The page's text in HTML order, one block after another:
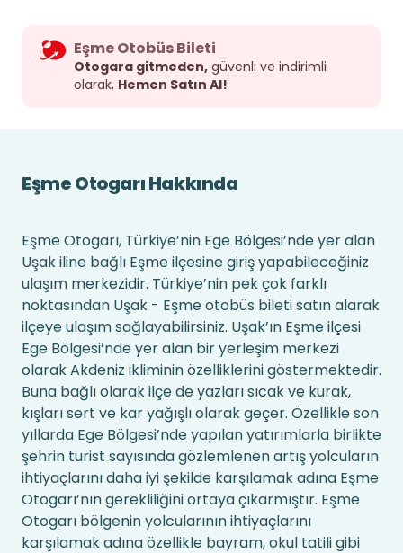
Eşme Otobüs Bileti
Otogara gitmeden, güvenli ve indirimli
olarak, Hemen Satın Al!
Eşme Otogarı Hakkında
Eşme Otogarı, Türkiye’nin Ege Bölgesi’nde yer alan
Uşak iline bağlı Eşme ilçesine giriş yapabileceğiniz
ulaşım merkezidir. Türkiye’nin pek çok farklı
noktasından Uşak - Eşme otobüs bileti satın alarak
ilçeye ulaşım sağlayabilirsiniz. Uşak’ın Eşme ilçesi
Ege Bölgesi’nde yer alan bir yerleşim merkezi
olarak Akdeniz ikliminin özelliklerini göstermektedir.
Buna bağlı olarak ilçe de yazları sıcak ve kurak,
kışları sert ve kar yağışlı olarak geçer. Özellikle son
yıllarda Ege Bölgesi’nde yapılan yatırımlarla birlikte
şehrin turist sayısında gözlemlenen artış yolcuların
ihtiyaçlarını daha iyi şekilde karşılamak adına Eşme
Otogarı’nın gerekliliğini ortaya çıkarmıştır. Eşme
Otogarı bölgenin yolcularının ihtiyaçlarını
karşılamak adına özellikle bayram, okul tatili gibi